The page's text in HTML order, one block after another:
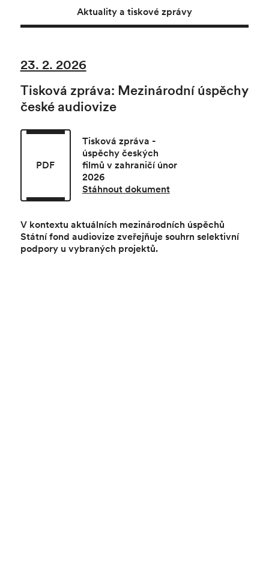
Aktuality a tiskové zprávy
23. 2. 2026
Tisková zpráva: Mezinárodní úspěchy
české audiovize
Tisková zpráva -
úspěchy českých
filmů v zahraničí únor
2026
Stáhnout dokument
PDF
V kontextu aktuálních mezinárodních úspěchů
Státní fond audiovize zveřejňuje souhrn selektivní
podpory u vybraných projektů.